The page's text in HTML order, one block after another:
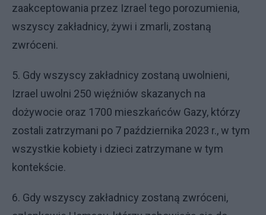
zaakceptowania przez Izrael tego porozumienia,
wszyscy zakładnicy, żywi i zmarli, zostaną
zwróceni.
5. Gdy wszyscy zakładnicy zostaną uwolnieni,
Izrael uwolni 250 więźniów skazanych na
dożywocie oraz 1700 mieszkańców Gazy, którzy
zostali zatrzymani po 7 października 2023 r., w tym
wszystkie kobiety i dzieci zatrzymane w tym
kontekście.
6. Gdy wszyscy zakładnicy zostaną zwróceni,